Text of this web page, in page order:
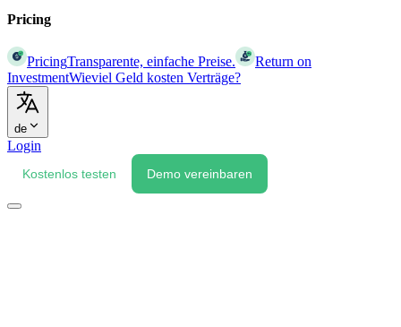
Pricing
PricingTransparente, einfache Preise.
Return on
InvestmentWieviel Geld kosten Verträge?
de
Login
Kostenlos testen Demo vereinbaren